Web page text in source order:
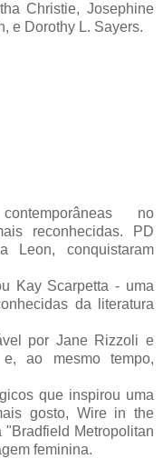
Christie, Josephine
e Dorothy L. Sayers.
no
reconhecidas. PD
Leon, conquistaram
Kay Scarpetta - uma
da literatura
por Jane Rizzoli e
e, ao mesmo tempo,
que inspirou uma
gosto, Wire in the
"Bradfield Metropolitan
feminina.